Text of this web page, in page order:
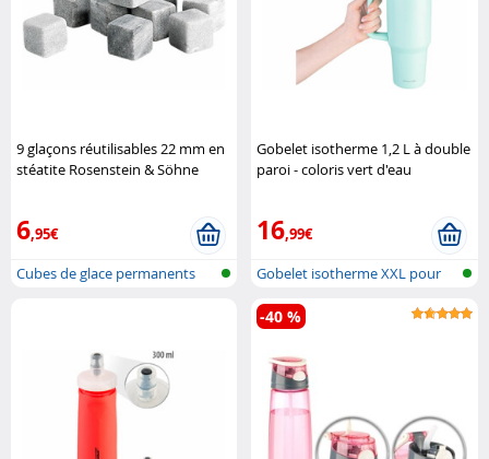
9 glaçons réutilisables 22 mm en
stéatite Rosenstein & Söhne
6,95€
Cubes de glace permanents
Gobelet isotherme 1,2 L à double
paroi - coloris vert d'eau
16,99€
Gobelet isotherme XXL pour
porte-go..
-40 %